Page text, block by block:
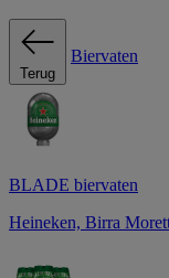
Terug
Biervaten
BLADE biervaten
Heineken, Birra